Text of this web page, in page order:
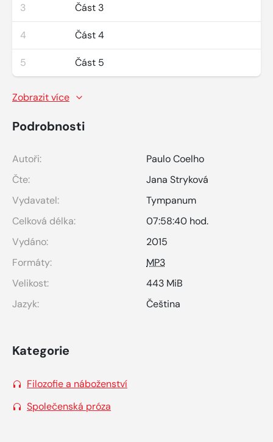
3 Část 3
4 Část 4
5 Část 5
Zobrazit více
Podrobnosti
Autoři:
Paulo Coelho
Čte:
Jana Stryková
Vydavatel:
Tympanum
Celková délka:
07:58:40 hod.
Vydáno:
2015
Formáty:
MP3
Velikost:
443 MiB
Jazyk:
Čeština
Kategorie
Filozofie a náboženství
Společenská próza